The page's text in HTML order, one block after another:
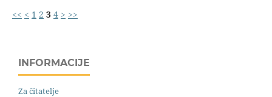
<< < 1 2 3 4 > >>
INFORMACIJE
Za čitatelje